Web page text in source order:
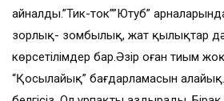
айналды.”Тик-ток””Ютуб” арналарында
зорлық- зомбылық, жат қылықтар
көрсетілімдер бар.Әзір оған тиым
“Қосылайық” бағдарламасын алайық.